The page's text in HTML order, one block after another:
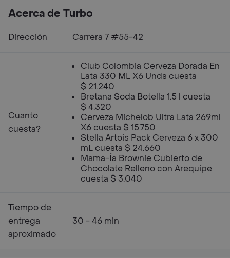
Acerca de Turbo
Dirección Carrera 7 #55-42
Cuanto
cuesta?
Club Colombia Cerveza Dorada En
Lata 330 ML X6 Unds cuesta
$ 21.240
Bretana Soda Botella 1.5 l cuesta
$ 4.320
Cerveza Michelob Ultra Lata 269ml
X6 cuesta $ 15.750
Stella Artois Pack Cerveza 6 x 300
mL cuesta $ 24.660
Mama-Ía Brownie Cubierto de
Chocolate Relleno con Arequipe
cuesta $ 3.040
Tiempo de
entrega
aproximado
30 - 46 min